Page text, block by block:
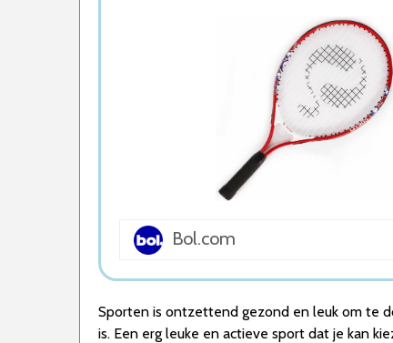
3. Wilson Pro Staff Precision Tennisracket
Wat is de beste Tennisracket van 2026
1. Beste Tennisracket van 2026
2. Goede Prijs-Kwaliteit Tennisracket
3. Stijlvolle Tennisracket
4. Goede Koop Tennisracket
5. Fijnste Tennisracket van 2026
Bol.com
Sporten is ontzettend gezond en leuk om te
is. Een erg leuke en actieve sport dat je kan